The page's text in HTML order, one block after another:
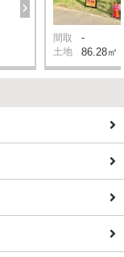
間取 -
土地 86.28㎡